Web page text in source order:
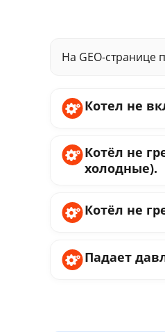
На GEO-странице
Котел не
Котёл не
холодные).
Котёл не
Падает